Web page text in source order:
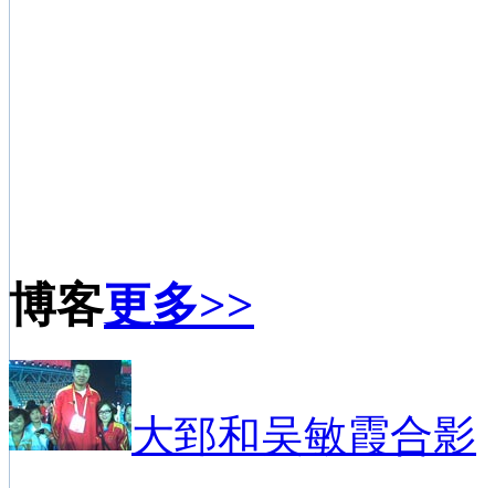
博客更多>>
大郅和吴敏霞合影